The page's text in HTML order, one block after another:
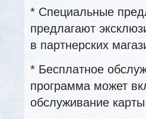
* Специальные
предлагают
в партнерских
* Бесплатное
программа может
обслуживание